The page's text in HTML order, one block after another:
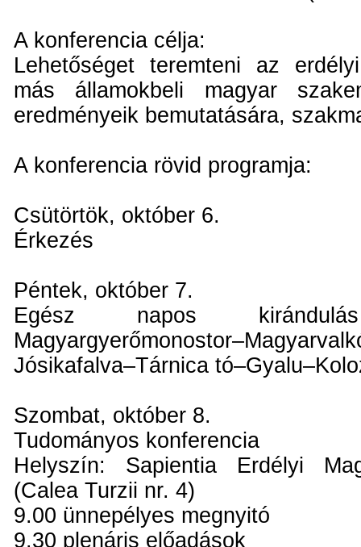
A konferencia célja:
Lehetőséget teremteni az
más államokbeli magyar
eredményeik bemutatására,
A konferencia rövid programja:
Csütörtök, október 6.
Érkezés
Péntek, október 7.
Egész napos
Jósikafalva–Tárnica
Szombat, október 8.
Tudományos konferencia
Helyszín: Sapientia Erdélyi
(Calea Turzii nr. 4)
9.00 ünnepélyes megnyitó
9.30 plenáris előadások